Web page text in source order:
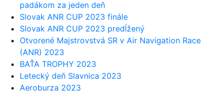
padákom za jeden deň
Slovak ANR CUP 2023 finále
Slovak ANR CUP 2023 predĺžený
Otvorené Majstrovstvá SR v Air Navigation Race
(ANR) 2023
BAŤA TROPHY 2023
Letecký deň Slavnica 2023
Aeroburza 2023